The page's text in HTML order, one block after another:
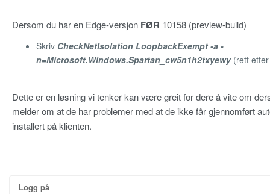
Logg på
Dersom du har en Edge-versjon FØR 10158 (preview-build)
Skriv CheckNetIsolation LoopbackExempt -a -
n=Microsoft.Windows.Spartan_cw5n1h2txyewy (rett
Dette er en løsning vi tenker kan være greit for dere å vite om
melder om at de har problemer med at de ikke får gjennomført
installert på klienten.